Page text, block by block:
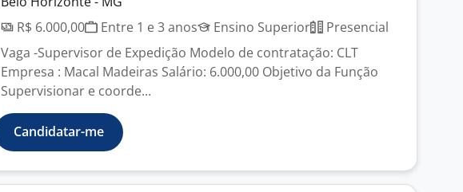
R$ 6.000,00
Entre 1 e 3 anos Ensino Superior
Presencial
Vaga -Supervisor de Expedição Modelo de contratação: CLT
Empresa : Macal Madeiras Salário: 6.000,00 Objetivo da Função
Supervisionar e coorde...
Candidatar-me